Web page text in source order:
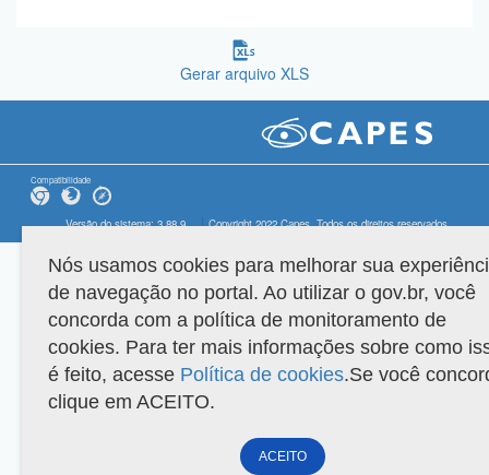
Gerar arquivo XLS
Compatibilidade
Versão do sistema: 3.88.9 Copyright 2022 Capes. Todos os direitos reservados.
Nós usamos cookies para melhorar sua
de navegação no portal. Ao utilizar o gov.br, você
concorda com a política de monitoramento de
cookies. Para ter mais informações sobre como
é feito, acesse Política de cookies.Se você
clique em ACEITO.
ACEITO